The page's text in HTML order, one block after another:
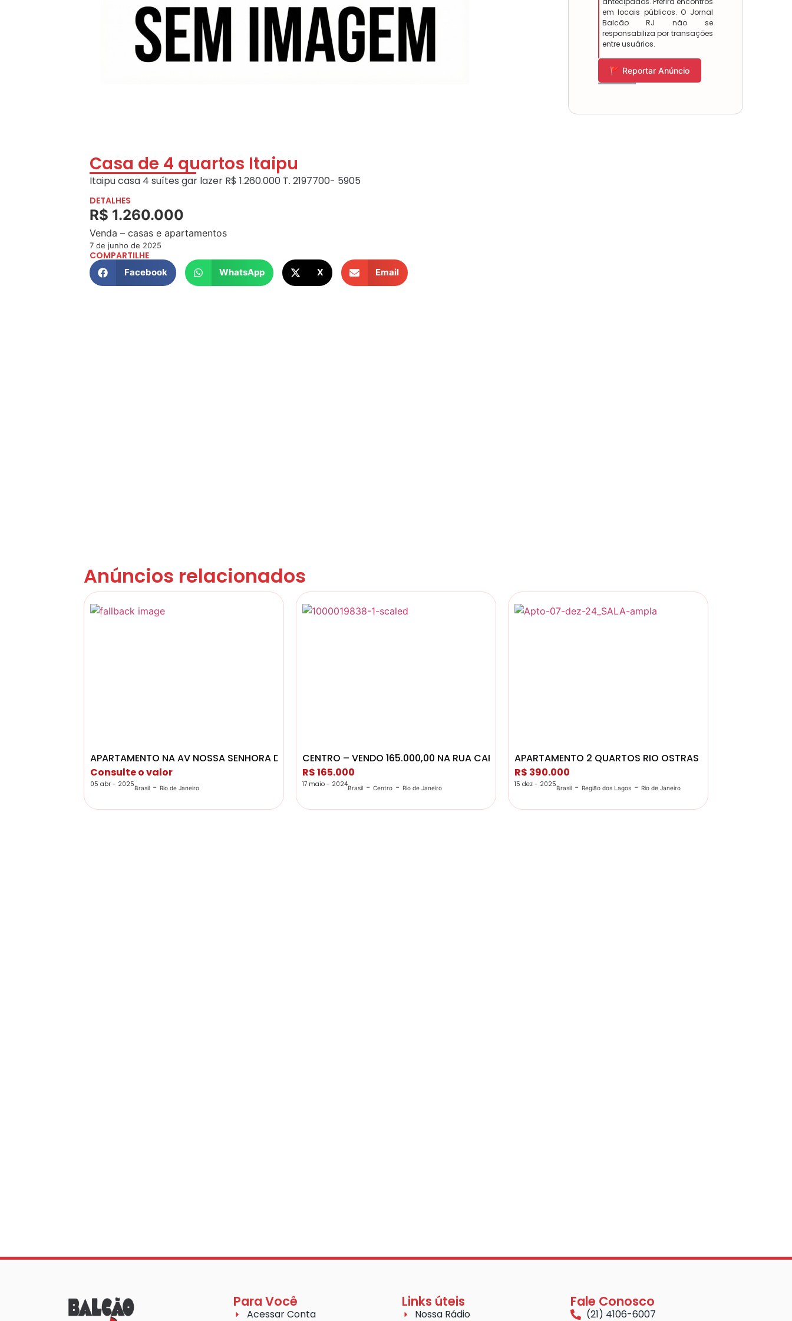
em locais públicos. O Jornal
Balcão RJ não se
responsabiliza por transações
entre usuários.
🚩 Reportar Anúncio
Casa de 4 quartos Itaipu
Itaipu casa 4 suítes gar lazer R$ 1.260.000 T. 2197700- 5905
DETALHES
R$ 1.260.000
Venda – casas e apartamentos
7 de junho de 2025
COMPARTILHE
Facebook WhatsApp X Email
Anúncios relacionados
APARTAMENTO NA AV NOSSA SENHORA DE FÁTIMA
Consulte o valor
05 abr - 2025Brasil - Rio de Janeiro
CENTRO – VENDO 165.000,00 NA RUA CARLOS
R$ 165.000
17 maio - 2024Brasil - Centro - Rio de Janeiro
APARTAMENTO 2 QUARTOS RIO OSTRAS
R$ 390.000
15 dez - 2025Brasil- Região dos Lagos- Rio de Janeiro
Para Você
Acessar Conta
Links úteis
Nossa Rádio
Fale Conosco
(21) 4106-6007